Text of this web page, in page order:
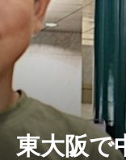
東大阪で